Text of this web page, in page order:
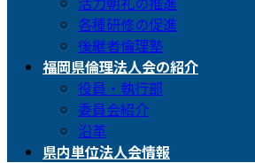
各種研修の促進
後継者倫理塾
福岡県倫理法人会の紹介
役員・執行部
委員会紹介
沿革
県内単位法人会情報